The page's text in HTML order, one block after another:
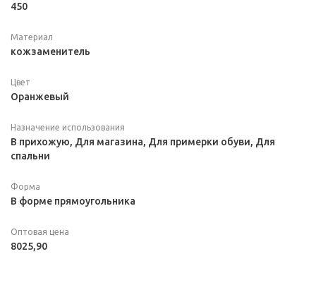
450
Материал
кожзаменитель
Цвет
Оранжевый
Назначение использования
В прихожую, Для магазина, Для примерки обуви, Для
спальни
Форма
В форме прямоугольника
Оптовая цена
8025,90